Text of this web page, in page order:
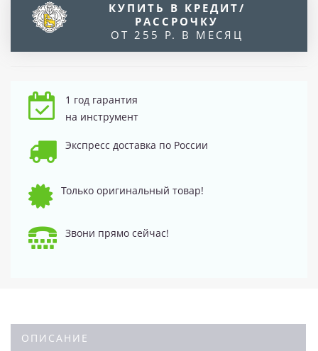
КУПИТЬ В КРЕДИТ/
РАССРОЧКУ
ОТ 255 Р. В МЕСЯЦ
1 год гарантия
на инструмент
Экспресс доставка по России
Только оригинальный товар!
Звони прямо сейчас!
ОПИСАНИЕ